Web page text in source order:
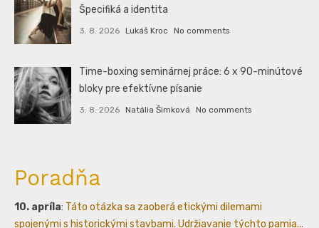
Špecifiká a identita
3. 8. 2026 Lukáš Kroc No comments
Time-boxing seminárnej práce: 6 x 90-minútové
bloky pre efektívne písanie
3. 8. 2026 Natália Šimková No comments
Poradňa
10. apríla: Táto otázka sa zaoberá etickými dilemami
spojenými s historickými stavbami. Udržiavanie týchto pamia...